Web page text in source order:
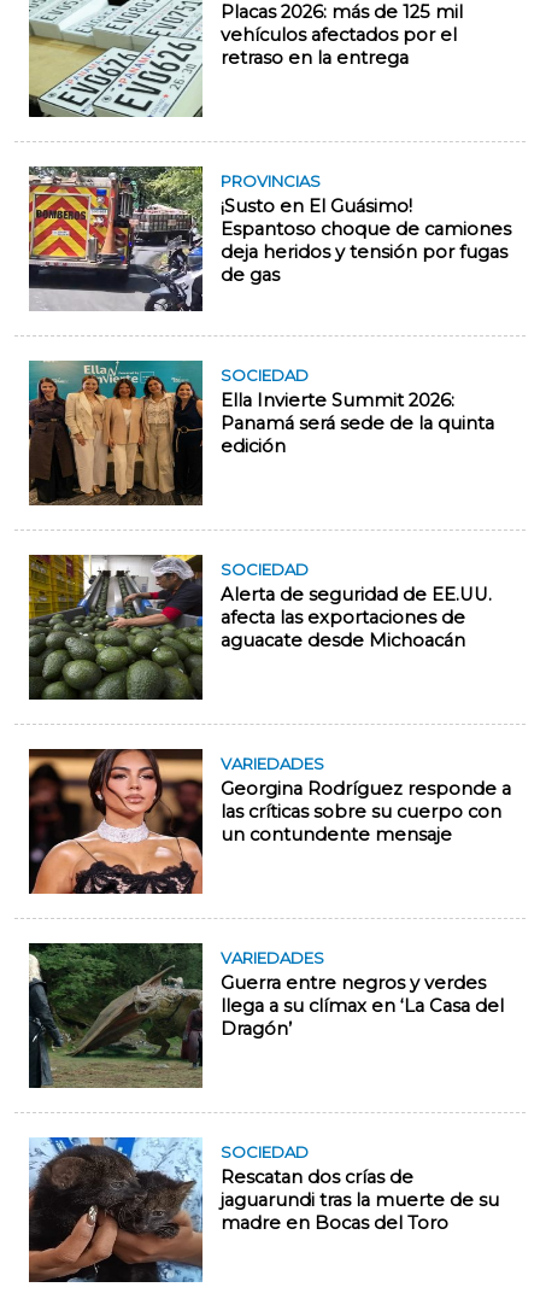
Placas 2026: más de 125 mil
vehículos afectados por el
retraso en la entrega
PROVINCIAS
¡Susto en El Guásimo!
Espantoso choque de camiones
deja heridos y tensión por fugas
de gas
SOCIEDAD
Ella Invierte Summit 2026:
Panamá será sede de la quinta
edición
SOCIEDAD
Alerta de seguridad de EE.UU.
afecta las exportaciones de
aguacate desde Michoacán
VARIEDADES
Georgina Rodríguez responde a
las críticas sobre su cuerpo con
un contundente mensaje
VARIEDADES
Guerra entre negros y verdes
llega a su clímax en ‘La Casa del
Dragón’
SOCIEDAD
Rescatan dos crías de
jaguarundi tras la muerte de su
madre en Bocas del Toro